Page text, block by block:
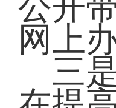
网上
三是